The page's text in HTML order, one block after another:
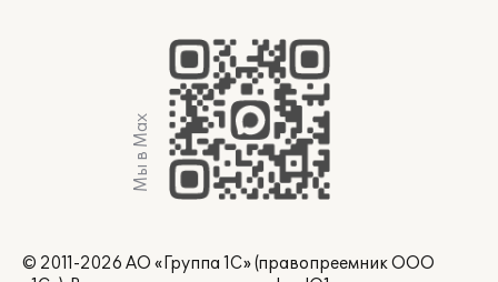
Мы в Max
© 2011-2026 АО «Группа 1С» (правопреемник ООО